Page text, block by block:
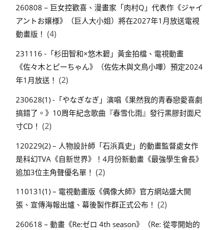
260808 – 巨女控歡喜、漫畫家「肉村Q」代表作《ジャイ
アントお嬢様》（巨人大小姐）將在2027年1月放送電視
動畫版！ (4)
231116 -「杉田智和×悠木碧」黃金拍檔、電視動畫
《佐々木とピーちゃん》（佐佐木與文鳥小嗶）預定2024
年1月放送！ (2)
230628(1) -「やなぎなぎ」演唱《果然我的青春戀愛喜劇
搞錯了。》10周年紀念歌曲『春雪化雨』發行黑膠封面尺
寸CD！ (2)
120229(2) – 人物設計師「石浜真史」的動畫監督處女作
是科幻TVA《自新世界》！4月份新動畫《最強學生會長》
追加3位主角聲優名單！ (2)
110131(1) – 電視動畫版《偶像大師》官方網站盛大開
張、宣傳海報出爐、幕後製作群正式公布！ (2)
260618 – 動畫《Re:ゼロ 4th season》（Re: 從零開始的